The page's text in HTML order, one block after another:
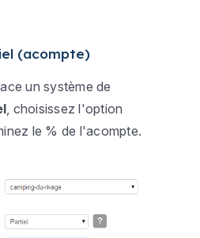
(acompte)
un système de
, choisissez l'option
le % de l'acompte.